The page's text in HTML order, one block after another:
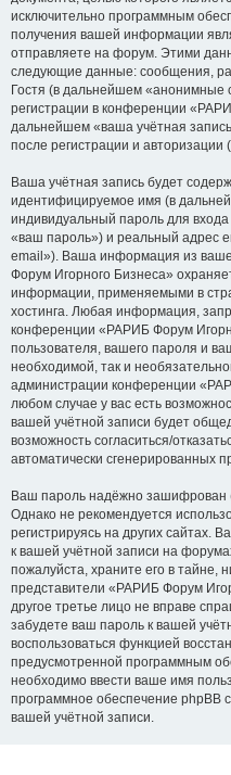
исключительно программным
получения вашей информации
отправляете на форум. Этими
следующие данные: сообщения,
Гостя (в дальнейшем
регистрации в конференции
дальнейшем «ваша учётная
после регистрации и
Ваша учётная запись будет
идентифицируемое имя (в
индивидуальный пароль для
«ваш пароль») и реальный адрес
email»). Ваша информация из
Форум Игорного Бизнеса»
информации, применяемыми в
хостинга. Любая информация,
конференции «РАРИБ Форум
пользователя, вашего пароля и
необходимой, так и
администрации конференции
любом случае у вас есть
вашей учётной записи будет
возможность согласиться/
автоматически сгенерированных
Ваш пароль надёжно зашифрован
Однако не рекомендуется
регистрируясь на других сайтах.
к вашей учётной записи на
пожалуйста, храните его в тайне,
представители «РАРИБ Форум
другое третье лицо не вправе
забудете ваш пароль к вашей
воспользоваться функцией
предусмотренной программным
необходимо ввести ваше имя
программное обеспечение phpBB
вашей учётной записи.